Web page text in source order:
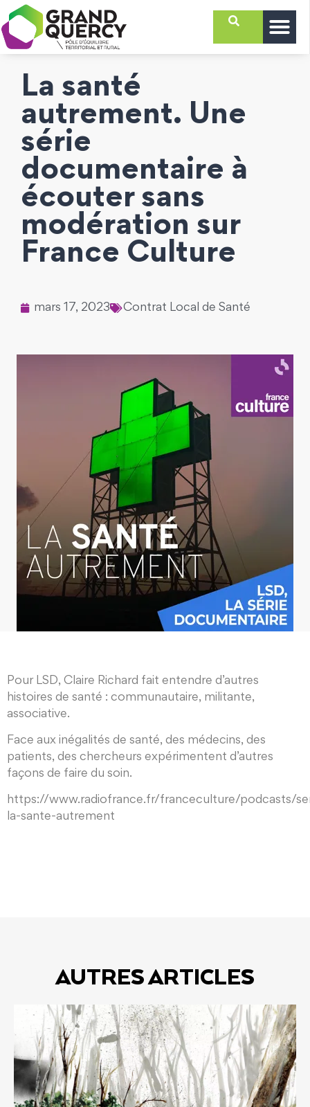
La santé
autrement. Une
série
documentaire à
écouter sans
modération sur
France Culture
mars 17, 2023 Contrat Local de Santé
Pour LSD, Claire Richard fait entendre d’autres
histoires de santé : communautaire, militante,
associative.
Face aux inégalités de santé, des médecins, des
patients, des chercheurs expérimentent d’autres
façons de faire du soin.
https://www.radiofrance.fr/franceculture/podcasts/
la-sante-autrement
AUTRES ARTICLES